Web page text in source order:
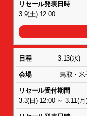
3.9(土) 12:00
3.13(水)
鳥取・
3.3(日) 12:00 ～ 3.11(